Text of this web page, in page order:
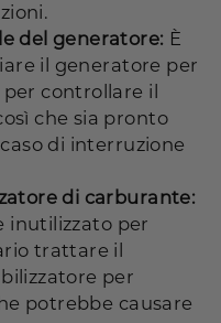
del generatore: È
il generatore per
controllare il
che sia pronto
di interruzione
di carburante:
inutilizzato per
trattare il
per
potrebbe causare